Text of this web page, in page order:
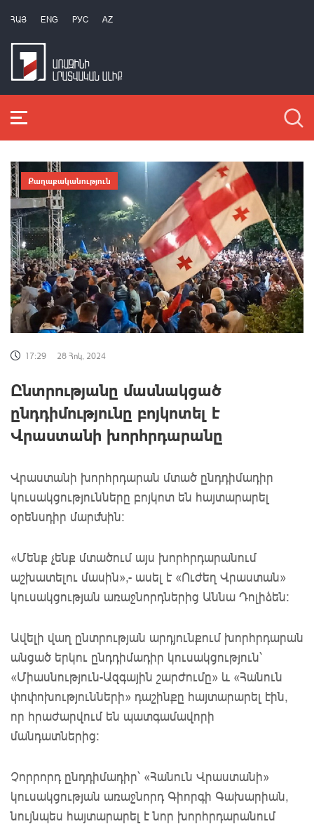
ՀԱՅ ENG РУС AZ
Քաղաքականություն
17:29 28 Հոկ, 2024
Ընտրությանը մասնակցած
ընդդիմությունը բոյկոտել է
Վրաստանի խորհրդարանը
Վրաստանի խորհրդարան մտած ընդդիմադիր
կուսակցությունները բոյկոտ են հայտարարել
օրենսդիր մարմնին։
«Մենք չենք մտածում այս խորհրդարանում
աշխատելու մասին»,- ասել է «Ուժեղ Վրաստան»
կուսակցության առաջնորդներից Աննա Դոլիձեն։
Ավելի վաղ ընտրության արդյունքում խորհրդարան
անցած երկու ընդդիմադիր կուսակցություն՝
«Միասնություն-Ազգային շարժումը» և «Հանուն
փոփոխությունների» դաշինքը հայտարարել էին,
որ հրաժարվում են պատգամավորի
մանդատներից։
Չորրորդ ընդդիմադիր՝ «Հանուն Վրաստանի»
կուսակցության առաջնորդ Գիորգի Գախարիան,
նույնպես հայտարարել է նոր խորհրդարանում